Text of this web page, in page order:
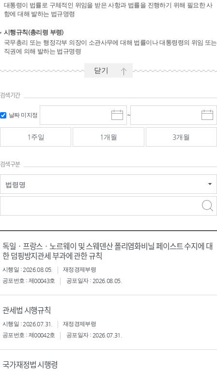
대통령이 법률로 구체적인 위임을 받은 사항과 법률을 진행하기 위해 필요한 사
항에 대해 발하는 법규명령
시행규칙(총리령 부령)
국무총리 또는 행정각부 의장이 소관사무에 대해 법률이나 대통령령의 위임 또는
직권에 의해 발하는 법규명령
닫기
검색기간
날짜 미지정
시
작
일
선
~
마
감
선
1주일 1개월 3개월
검색구분
법령명
독일ㆍ프랑스ㆍ노르웨이 및 스웨덴산 폴리염화비닐 페이스트 수지에 대
한 덤핑방지관세 부과에 관한 규칙
시행일 : 2026.08.05.
재정경제부령
공포번호 : 제00043호
공포일자 : 2026.08.05.
관세법 시행규칙
시행일 : 2026.07.31.
재정경제부령
공포번호 : 제00042호
공포일자 : 2026.07.31.
국가재정법 시행령